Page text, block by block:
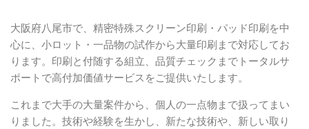
大阪府八尾市で、精密特殊スクリーン印刷・パッド印刷を中
心に、小ロット・一品物の試作から大量印刷まで対応してお
ります。印刷と付随する組立、品質チェックまでトータルサ
ポートで高付加価値サービスをご提供いたします。
これまで大手の大量案件から、個人の一点物まで扱ってまい
りました。技術や経験を生かし、新たな技術や、新しい取り